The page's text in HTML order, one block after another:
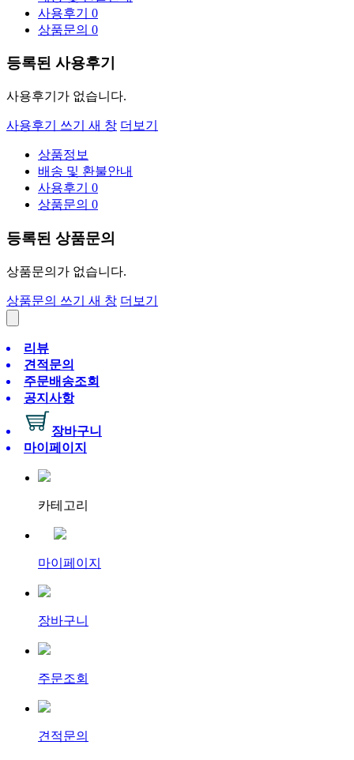
사용후기 0
상품문의 0
등록된 사용후기
사용후기가 없습니다.
사용후기 쓰기 새 창 더보기
상품정보
배송 및 환불안내
사용후기 0
상품문의 0
등록된 상품문의
상품문의가 없습니다.
상품문의 쓰기 새 창 더보기
리뷰
견적문의
주문배송조회
공지사항
장바구니
마이페이지
카테고리
마이페이지
장바구니
주문조회
견적문의